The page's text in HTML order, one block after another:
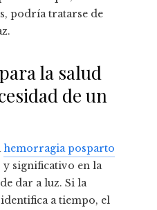
podría tratarse de
la salud
de un
hemorragia posparto
significativo en la
dar a luz. Si la
a tiempo, el